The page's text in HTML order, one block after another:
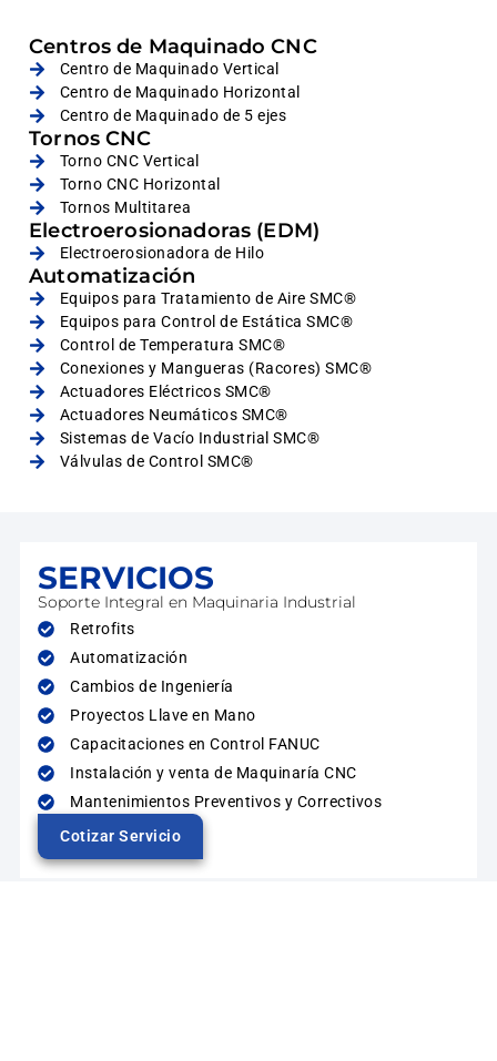
Centros de Maquinado CNC
Centro de Maquinado Vertical
Centro de Maquinado Horizontal
Centro de Maquinado de 5 ejes
Tornos CNC
Torno CNC Vertical
Torno CNC Horizontal
Tornos Multitarea
Electroerosionadoras (EDM)
Electroerosionadora de Hilo
Automatización
Equipos para Tratamiento de Aire SMC®
Equipos para Control de Estática SMC®
Control de Temperatura SMC®
Conexiones y Mangueras (Racores) SMC®
Actuadores Eléctricos SMC®
Actuadores Neumáticos SMC®
Sistemas de Vacío Industrial SMC®
Válvulas de Control SMC®
SERVICIOS
Soporte Integral en Maquinaria Industrial
Retrofits
Automatización
Cambios de Ingeniería
Proyectos Llave en Mano
Capacitaciones en Control FANUC
Instalación y venta de Maquinaría CNC
Mantenimientos Preventivos y Correctivos
Cotizar Servicio